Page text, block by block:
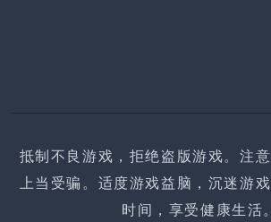
抵制不良游戏，拒绝盗版游戏。注
上当受骗。适度游戏益脑，沉迷游
时间，享受健康生活。